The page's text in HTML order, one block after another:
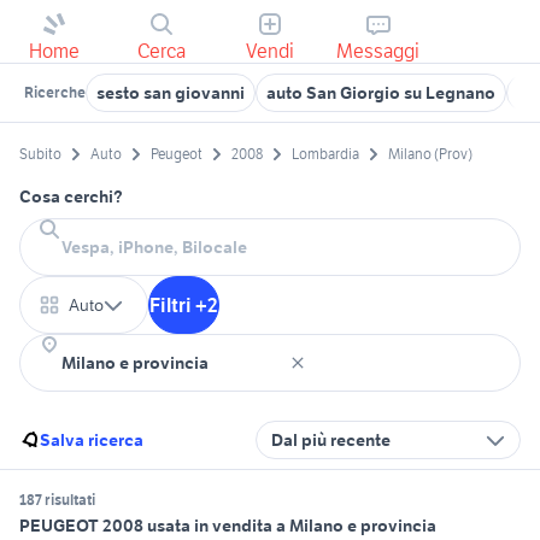
Home Cerca Vendi Messaggi
Ricerche sesto san giovanni auto San Giorgio su Legnano
Subito Auto Peugeot 2008 Lombardia Milano (Prov)
Cosa cerchi?
Auto Filtri +2
Salva ricerca Dal più recente
187 risultati
PEUGEOT 2008 usata in vendita a Milano e provincia